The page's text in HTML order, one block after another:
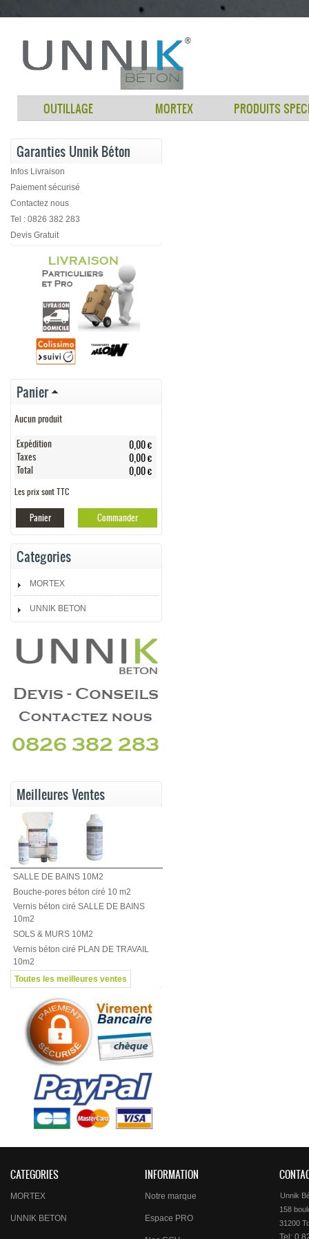
OUTILLAGE MORTEX PRODUITS
Garanties Unnik Béton
Infos Livraison
Paiement sécurisé
Contactez nous
Tel : 0826 382 283
Devis Gratuit
Panier
Aucun produit
Expédition 0,00 €
Taxes 0,00 €
Total 0,00 €
Les prix sont TTC
Panier Commander
Categories
MORTEX
UNNIK BETON
Meilleures Ventes
SALLE DE BAINS 10M2
Bouche-pores béton ciré 10 m2
Vernis béton ciré SALLE DE BAINS
10m2
SOLS & MURS 10M2
Vernis béton ciré PLAN DE TRAVAIL
10m2
Toutes les meilleures ventes
CATEGORIES
MORTEX
UNNIK BETON
INFORMATION
Notre marque
Espace PRO
Unnik
158
Tel: 0